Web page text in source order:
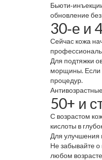
обновление
30‑е и
Сейчас кожа
Для подтяжки
морщины. Если
процедур.
50+ и
С возрастом
кислоты в
Для улучшения
Не забывайте
любом